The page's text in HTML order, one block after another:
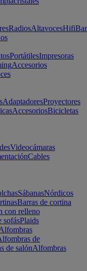
RadiosAltavocesHifi
PortátilesImpresoras
Accesorios
AdaptadoresProyectores
AccesoriosBicicletas
Videocámaras
Cables
SábanasNórdicos
Barras de cortina
con relleno
sofásPlaids
de
de salónAlfombras